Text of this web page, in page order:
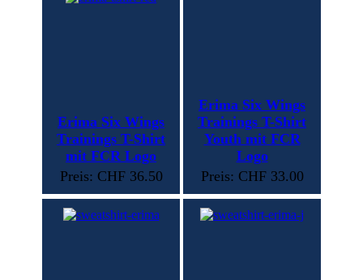
Erima Six Wings
Trainings T-Shirt
mit FCR Logo
Preis: CHF 36.50
Erima Six Wings
Trainings T-Shirt
Youth mit FCR
Logo
Preis: CHF 33.00